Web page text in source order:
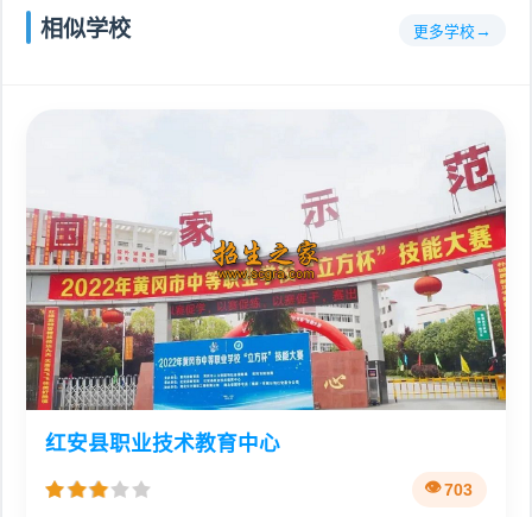
相似学校 更多学校
红安县职业技术教育中心
703